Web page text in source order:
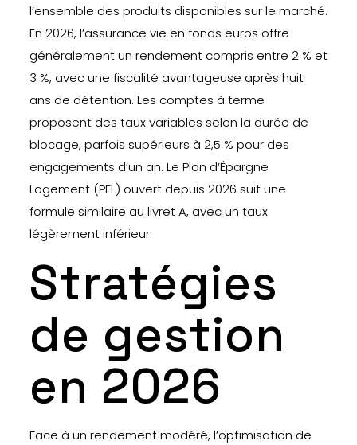
l’ensemble des produits disponibles sur le marché.
En 2026, l’assurance vie en fonds euros offre
généralement un rendement compris entre 2 % et
3 %, avec une fiscalité avantageuse après huit
ans de détention. Les comptes à terme
proposent des taux variables selon la durée de
blocage, parfois supérieurs à 2,5 % pour des
engagements d’un an. Le Plan d’Épargne
Logement (PEL) ouvert depuis 2026 suit une
formule similaire au livret A, avec un taux
légèrement inférieur.
Stratégies
de gestion
en 2026
Face à un rendement modéré, l’optimisation de